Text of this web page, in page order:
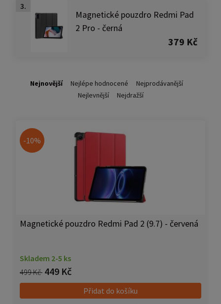
3.
Magnetické pouzdro Redmi Pad
2 Pro - černá
379 Kč
Nejnovější Nejlépe hodnocené
Nejprodávanější
Nejlevnější
Nejdražší
-10%
Magnetické pouzdro Redmi Pad 2 (9.7) - červená
Skladem 2-5 ks
499 Kč 449 Kč
Přidat do košíku